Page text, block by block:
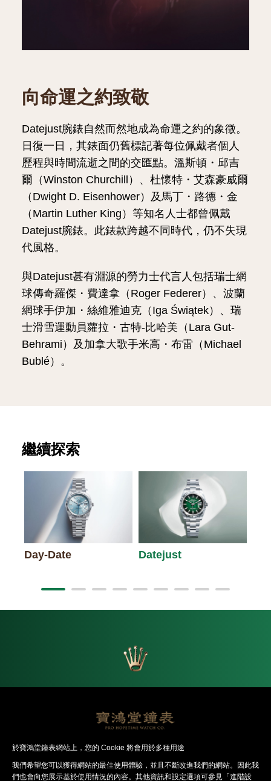
向命運之約致敬
Datejust腕錶自然而然地成為命運之約的象徵。
日復一日，其錶面仍舊標記著每位佩戴者個人
歷程與時間流逝之間的交匯點。溫斯頓・邱吉
爾（Winston Churchill）、杜懷特・艾森豪威爾
（Dwight D. Eisenhower）及馬丁・路德・金
（Martin Luther King）等知名人士都曾佩戴
Datejust腕錶。此錶款跨越不同時代，仍不失現
代風格。
與Datejust甚有淵源的勞力士代言人包括瑞士網
球傳奇羅傑・費達拿（Roger Federer）、波蘭
網球手伊加・絲維雅迪克（Iga Świątek）、瑞
士滑雪運動員蘿拉・古特-比哈美（Lara Gut-
Behrami）及加拿大歌手米高・布雷（Michael
Bublé）。
繼續探索
Day-Date Datejust
於寶鴻堂鐘表網站上，您的 Cookie 將會用於多種用途
我們希望您可以獲得網站的最佳使⽤體驗，並且不斷改進我們的網站。因此我
們也會向您展⽰基於使⽤情況的內容。其他資訊和設定選項可參見「進階設